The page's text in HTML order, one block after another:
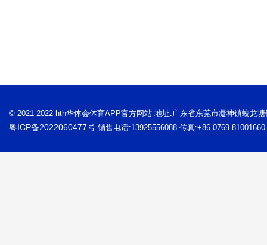
© 2021-2022 hth华体会体育APP官方网站 地址:广东省东莞市凝神镇蛟龙
粤ICP备2022060477号 销售电话:13925556088 传真:+86 0769-81001660